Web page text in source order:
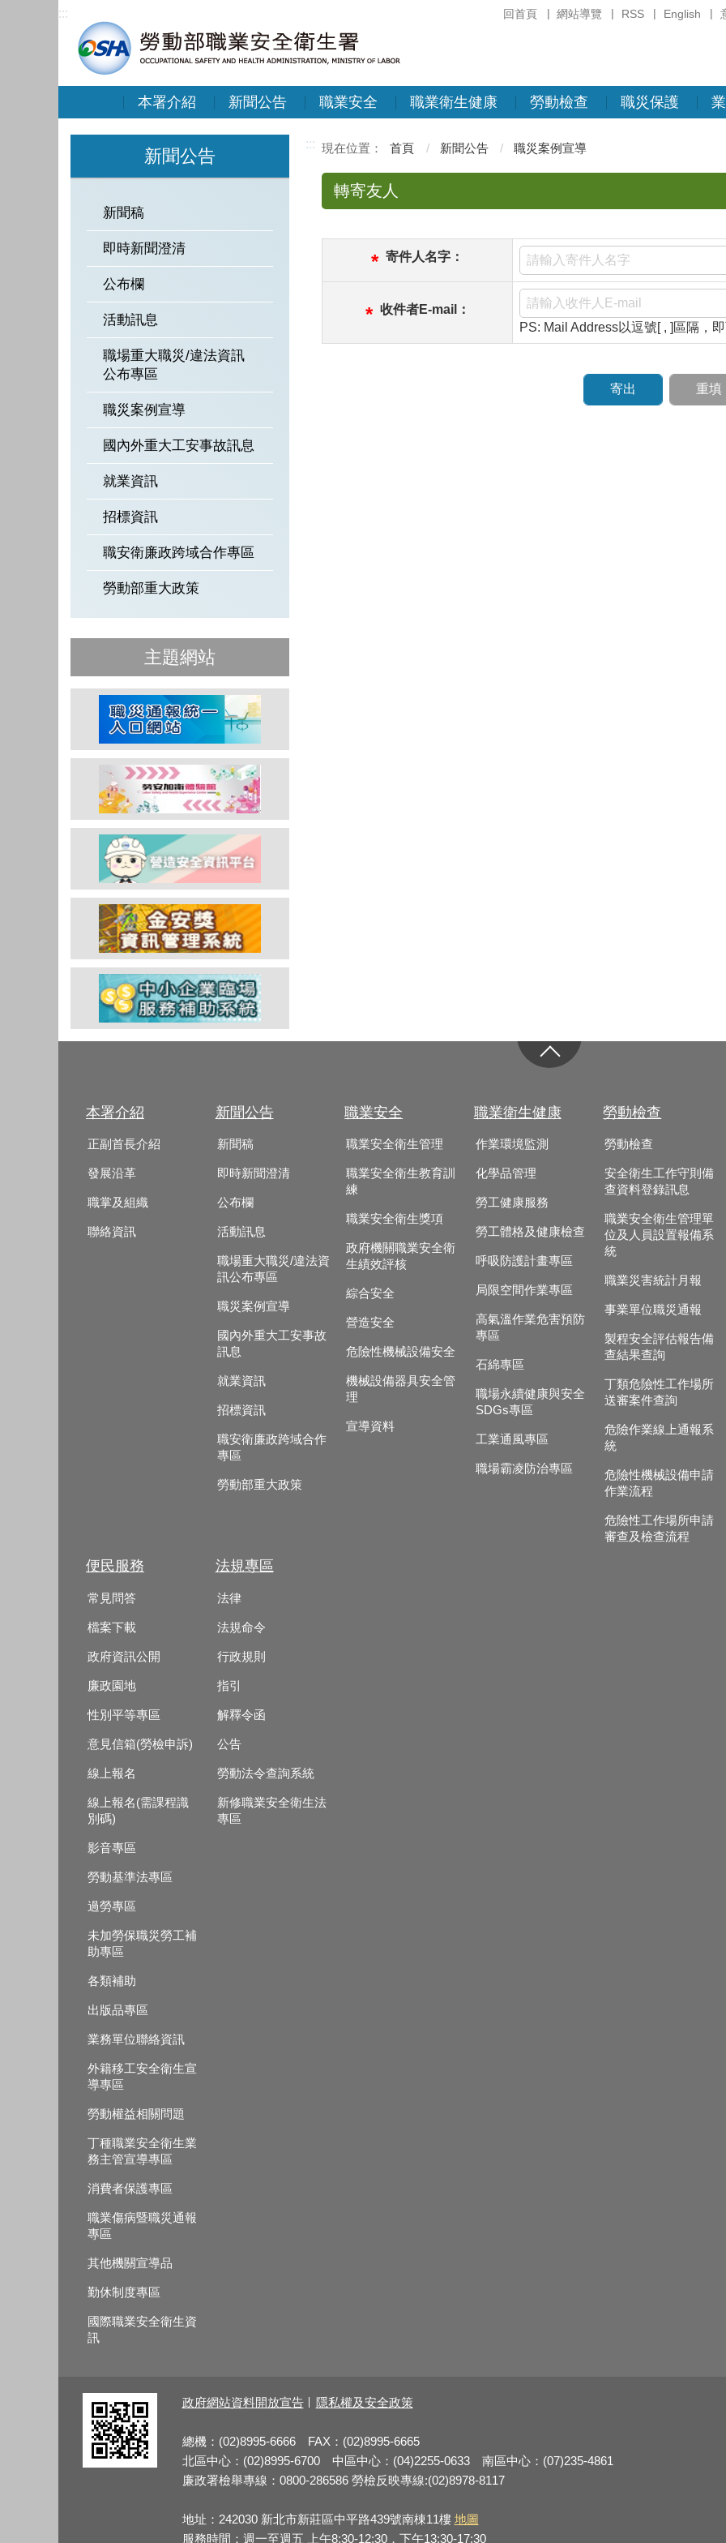
回首頁 網站導覽 RSS English
:::
本署介紹 新聞公告 職業安全 職業衛生健康 勞動檢查 職災保護
新聞公告
新聞稿
即時新聞澄清
公布欄
活動訊息
職場重大職災/違法資訊
公布專區
職災案例宣導
國內外重大工安事故訊息
就業資訊
招標資訊
職安衛廉政跨域合作專區
勞動部重大政策
主題網站
::: 首頁 新聞公告 職災案例宣導
轉寄友人
* 寄件人名字：
* 收件者E-mail：
PS: Mail Address以逗號[ , ]區隔，
本署介紹
正副首長介紹
發展沿革
職掌及組織
聯絡資訊
新聞公告
新聞稿
即時新聞澄清
公布欄
活動訊息
職場重大職災/違法資
訊公布專區
職災案例宣導
國內外重大工安事故
訊息
就業資訊
招標資訊
職安衛廉政跨域合作
專區
勞動部重大政策
職業安全
職業安全衛生管理
職業安全衛生教育訓
練
職業安全衛生獎項
政府機關職業安全衛
生績效評核
綜合安全
營造安全
危險性機械設備安全
機械設備器具安全管
理
宣導資料
職業衛生健康
作業環境監測
化學品管理
勞工健康服務
勞工體格及健康檢查
呼吸防護計畫專區
局限空間作業專區
高氣溫作業危害預防
專區
石綿專區
職場永續健康與安全
SDGs專區
工業通風專區
職場霸凌防治專區
勞動檢查
勞動檢查
安全衛生工作守則備
查資料登錄訊息
職業安全衛生管理單
位及人員設置報備系
統
職業災害統計月報
事業單位職災通報
製程安全評估報告備
查結果查詢
丁類危險性工作場所
送審案件查詢
危險作業線上通報系
統
危險性機械設備申請
作業流程
危險性工作場所申請
審查及檢查流程
便民服務
常見問答
檔案下載
政府資訊公開
廉政園地
性別平等專區
意見信箱(勞檢申訴)
線上報名
線上報名(需課程識
別碼)
影音專區
勞動基準法專區
過勞專區
未加勞保職災勞工補
助專區
各類補助
出版品專區
業務單位聯絡資訊
外籍移工安全衛生宣
導專區
勞動權益相關問題
丁種職業安全衛生業
務主管宣導專區
消費者保護專區
職業傷病暨職災通報
專區
其他機關宣導品
勤休制度專區
國際職業安全衛生資
訊
法規專區
法律
法規命令
行政規則
指引
解釋令函
公告
勞動法令查詢系統
新修職業安全衛生法
專區
政府網站資料開放宣告 隱私權及安全政策
總機：(02)8995-6666 FAX：(02)8995-6665
北區中心：(02)8995-6700 中區中心：(04)2255-0633 南區中心：(07)235-4861
廉政署檢舉專線：0800-286586 勞檢反映專線:(02)8978-8117
地址：242030 新北市新莊區中平路439號南棟11樓 地圖
服務時間：週一至週五 上午8:30-12:30，下午13:30-17:30